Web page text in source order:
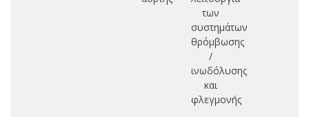
των
συστημάτων
θρόμβωσης
/
ινωδόλυσης
και
φλεγμονής